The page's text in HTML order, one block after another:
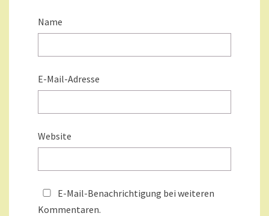
Name
E-Mail-Adresse
Website
E-Mail-Benachrichtigung bei weiteren
Kommentaren.